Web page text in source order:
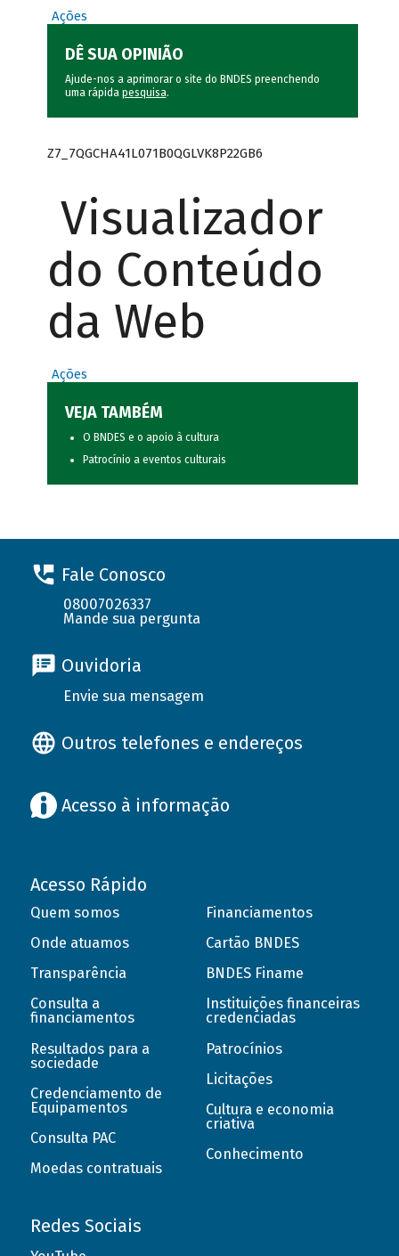
Ações
DÊ SUA OPINIÃO
Ajude-nos a aprimorar o site do BNDES preenchendo
uma rápida pesquisa.
Z7_7QGCHA41L071B0QGLVK8P22GB6
Visualizador
do Conteúdo
da Web
Ações
VEJA TAMBÉM
O BNDES e o apoio à cultura
Patrocínio a eventos culturais
Fale Conosco
08007026337
Mande sua pergunta
Ouvidoria
Envie sua mensagem
Outros telefones e endereços
Acesso à informação
Acesso Rápido
Quem somos
Onde atuamos
Transparência
Consulta a
financiamentos
Resultados para a
sociedade
Credenciamento de
Equipamentos
Consulta PAC
Moedas contratuais
Financiamentos
Cartão BNDES
BNDES Finame
Instituições financeiras
credenciadas
Patrocínios
Licitações
Cultura e economia
criativa
Conhecimento
Redes Sociais